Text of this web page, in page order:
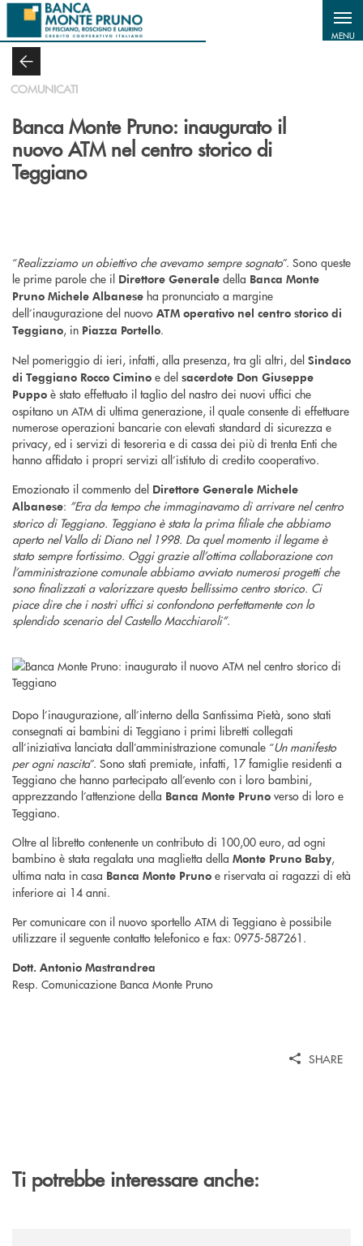
Salta al contenuto principale
MENU
COMUNICATI
Banca Monte Pruno: inaugurato il
nuovo ATM nel centro storico di
Teggiano
“Realizziamo un obiettivo che avevamo sempre sognato”. Sono queste
le prime parole che il Direttore Generale della Banca Monte
Pruno Michele Albanese ha pronunciato a margine
dell’inaugurazione del nuovo ATM operativo nel centro storico di
Teggiano, in Piazza Portello.
Nel pomeriggio di ieri, infatti, alla presenza, tra gli altri, del Sindaco
di Teggiano Rocco Cimino e del sacerdote Don Giuseppe
Puppo è stato effettuato il taglio del nastro dei nuovi uffici che
ospitano un ATM di ultima generazione, il quale consente di effettuare
numerose operazioni bancarie con elevati standard di sicurezza e
privacy, ed i servizi di tesoreria e di cassa dei più di trenta Enti che
hanno affidato i propri servizi all’istituto di credito cooperativo.
Emozionato il commento del Direttore Generale Michele
Albanese: ”Era da tempo che immaginavamo di arrivare nel centro
storico di Teggiano. Teggiano è stata la prima filiale che abbiamo
aperto nel Vallo di Diano nel 1998. Da quel momento il legame è
stato sempre fortissimo. Oggi grazie all’ottima collaborazione con
l’amministrazione comunale abbiamo avviato numerosi progetti che
sono finalizzati a valorizzare questo bellissimo centro storico. Ci
piace dire che i nostri uffici si confondono perfettamente con lo
splendido scenario del Castello Macchiaroli”.
Dopo l’inaugurazione, all’interno della Santissima Pietà, sono stati
consegnati ai bambini di Teggiano i primi libretti collegati
all’iniziativa lanciata dall’amministrazione comunale “Un manifesto
per ogni nascita”. Sono stati premiate, infatti, 17 famiglie residenti a
Teggiano che hanno partecipato all’evento con i loro bambini,
apprezzando l’attenzione della Banca Monte Pruno verso di loro e
Teggiano.
Oltre al libretto contenente un contributo di 100,00 euro, ad ogni
bambino è stata regalata una maglietta della Monte Pruno Baby,
ultima nata in casa Banca Monte Pruno e riservata ai ragazzi di età
inferiore ai 14 anni.
Per comunicare con il nuovo sportello ATM di Teggiano è possibile
utilizzare il seguente contatto telefonico e fax: 0975-587261.
Dott. Antonio Mastrandrea
Resp. Comunicazione Banca Monte Pruno
SHARE
Ti potrebbe interessare anche: